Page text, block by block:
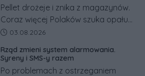
Pellet drożeje i znika z magazynów.
Coraz więcej Polaków szuka opału
za granicą, gdzie bywa nawet
Co się dzieje?
Data dodania artykułu:
03.08.2026
Rząd zmieni system alarmowania.
Syreny i SMS-y razem
Po problemach z ostrzeganiem